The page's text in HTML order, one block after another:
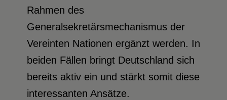
Rahmen des
Generalsekretärsmechanismus der
Vereinten Nationen ergänzt werden. In
beiden Fällen bringt Deutschland sich
bereits aktiv ein und stärkt somit diese
interessanten Ansätze.